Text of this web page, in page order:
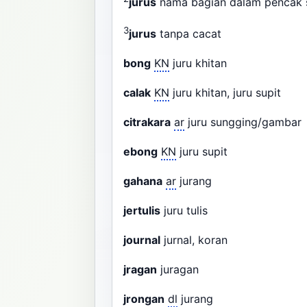
3jurus tanpa cacat
bong KN juru khitan
calak KN juru khitan, juru supit
citrakara ar juru sungging/gambar
ebong KN juru supit
gahana ar jurang
jertulis juru tulis
journal jurnal, koran
jragan juragan
jrongan dl jurang